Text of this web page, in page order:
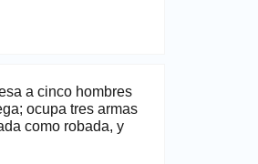
a cinco hombres
ocupa tres armas
como robada, y